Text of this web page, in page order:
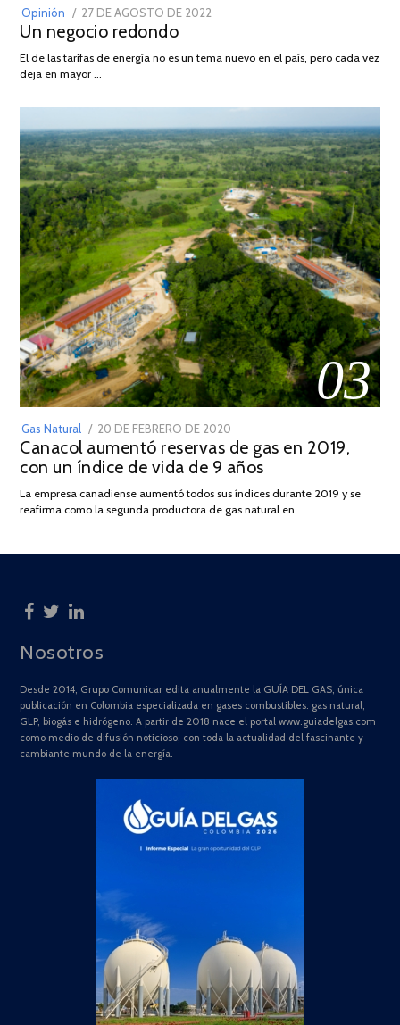
Opinión
POSTED
ON
27 DE AGOSTO DE 2022
DE
Un negocio redondo
El de las tarifas de energía no es un tema nuevo en el país, pero cada vez
deja en mayor …
03
Gas Natural
POSTED
ON
20 DE FEBRERO DE 2020
DE
JULIO
2025
Canacol aumentó reservas de gas en 2019,
con un índice de vida de 9 años
La empresa canadiense aumentó todos sus índices durante 2019 y se
reafirma como la segunda productora de gas natural en …
Nosotros
Desde 2014, Grupo Comunicar edita anualmente la GUÍA DEL GAS, única
publicación en Colombia especializada en gases combustibles: gas natural,
GLP, biogás e hidrógeno. A partir de 2018 nace el portal www.guiadelgas.com
como medio de difusión noticioso, con toda la actualidad del fascinante y
cambiante mundo de la energía.